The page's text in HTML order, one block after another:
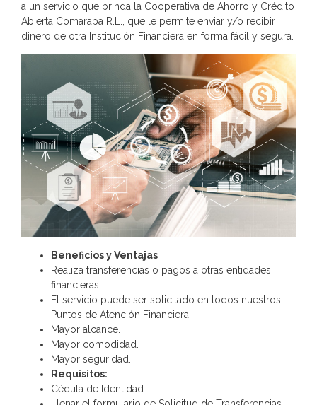
a un servicio que brinda la Cooperativa de Ahorro y Crédito
Abierta Comarapa R.L., que le permite enviar y/o recibir
dinero de otra Institución Financiera en forma fácil y segura.
Beneficios y Ventajas
Realiza transferencias o pagos a otras entidades
financieras
El servicio puede ser solicitado en todos nuestros
Puntos de Atención Financiera.
Mayor alcance.
Mayor comodidad.
Mayor seguridad.
Requisitos:
Cédula de Identidad